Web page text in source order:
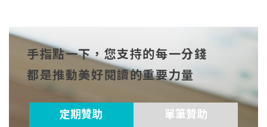
cebo
ok
witt
er
博
手指點一下，您支持的每一分錢
都是推動美好閱讀的重要力量
定期贊助 單筆贊助